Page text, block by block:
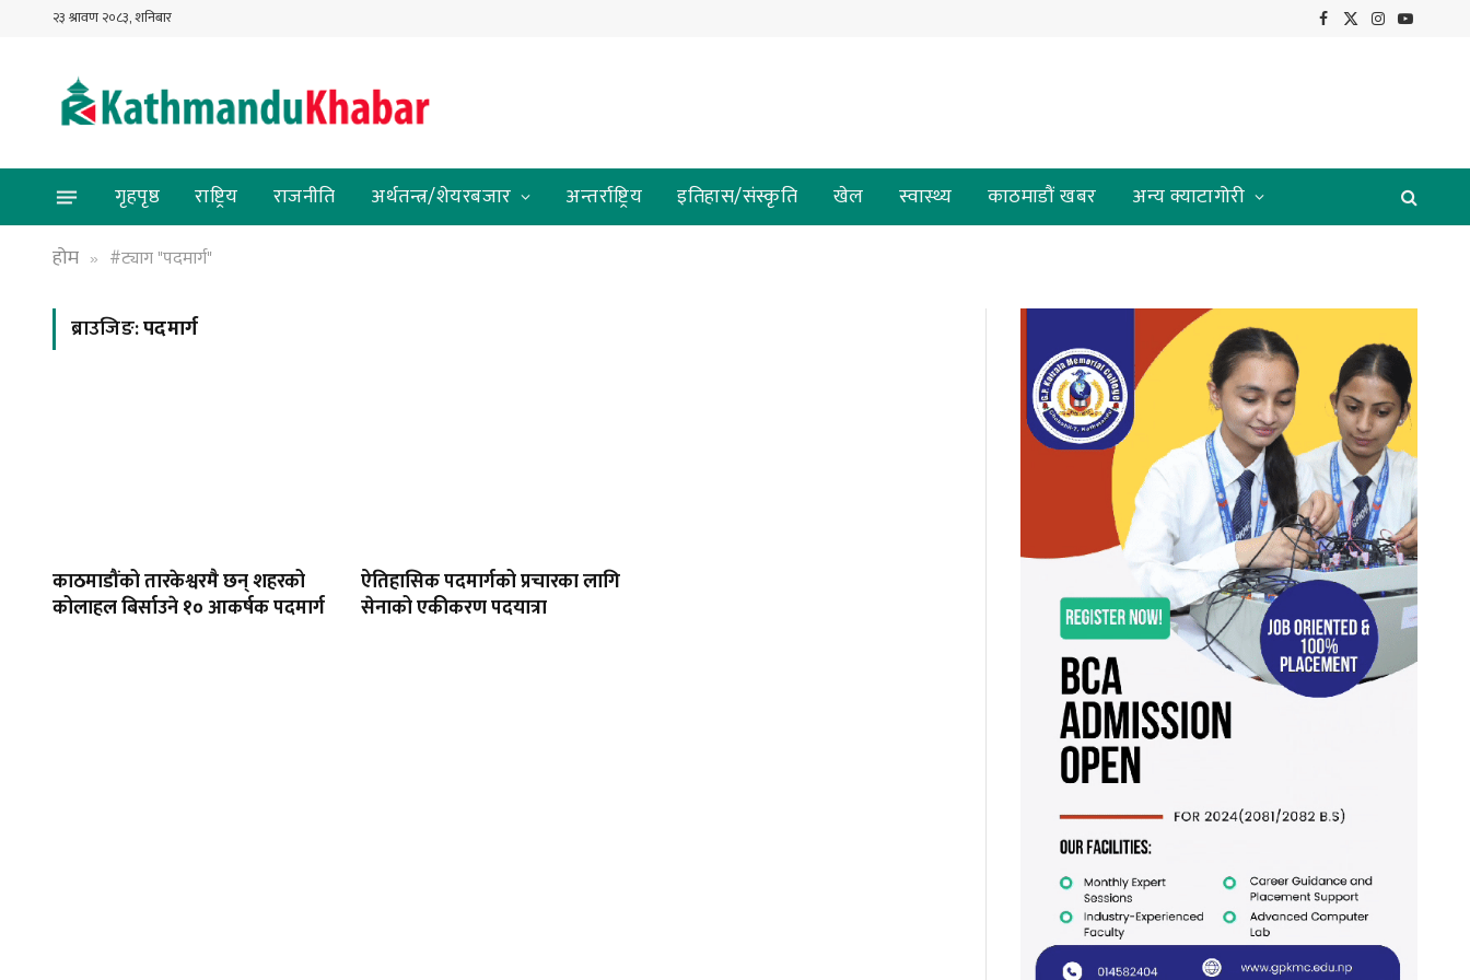
२३ श्रावण २०८३, शनिबार Facebook
X
Instagram
YouTube
गृहपृष्ठ राष्ट्रिय राजनीति अर्थतन्त्र/शेयरबजार अन्तर्राष्ट्रिय इतिहास/संस्कृति खेल स्वास्थ्य काठमाडौं खबर
अन्य क्याटागोरी
होम
» #ट्याग "पदमार्ग"
ब्राउजिङ:पदमार्ग
काठमाडौंको तारकेश्वरमै छन् शहरको
कोलाहल बिर्साउने १० आकर्षक पदमार्ग
ऐतिहासिक पदमार्गको प्रचारका लागि
सेनाको एकीकरण पदयात्रा